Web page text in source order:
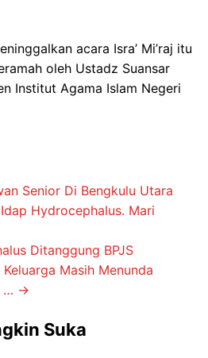
acara Isra’ Mi’raj itu
oleh Ustadz Suansar
Institut Agama Islam Negeri
Senior Di Bengkulu Utara
Hydrocephalus. Mari
Ditanggung BPJS
Keluarga Masih Menunda
… →
Suka